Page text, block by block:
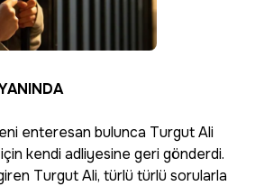
enteresan bulunca Turgut Ali
için kendi adliyesine geri gönderdi.
Turgut Ali, türlü türlü sorularla